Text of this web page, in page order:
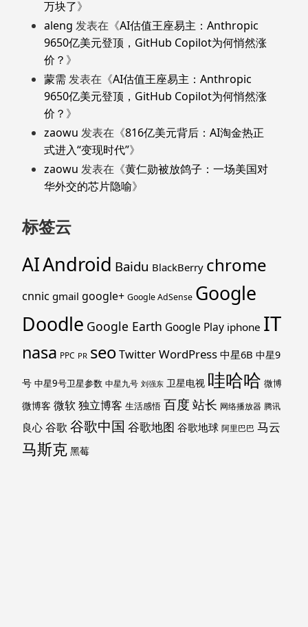
万块了》
aleng 发表在《AI估值王座易主：Anthropic
9650亿美元登顶，GitHub Copilot为何悄然涨
价？ 》
蒙需 发表在《AI估值王座易主：Anthropic
9650亿美元登顶，GitHub Copilot为何悄然涨
价？ 》
zaowu 发表在《816亿美元背后：AI淘金热正
式进入“变现时代”》
zaowu 发表在《黄仁勋被放鸽子：一场美国对
华外交的芯片隐喻》
标签云
AIAndroid Baidu BlackBerry chrome
cnnic gmail google+ Google AdSense Google
Doodle Google Earth Google Play iphone IT
nasa PPC PR seoTwitterWordPress 中星6B 中星9
号 中星9号卫星参数 中星九号 刘强东 卫星电视 哇哈哈 微博
微博客 微软独立博客 生活感悟 百度 站长 网络播放器 腾讯
良心 谷歌 谷歌中国 谷歌地图 谷歌地球 阿里巴巴 马云
马斯克 黑莓